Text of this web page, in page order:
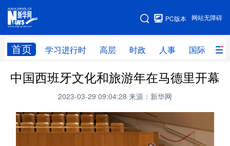
网站无障碍
PC版本
首页 学习进行时 高层 时政 人事 国际 财
网站地图
学习进行时 高层 时政 人事
财经 网评
台湾 思客智库 全球连线
体育
中国西班牙文化和旅游年在马德里开幕
2023-03-29 09:04:28 来源：新华网